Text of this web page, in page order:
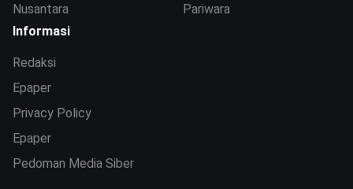
Nusantara
Pariwara
Informasi
Redaksi
Epaper
Privacy Policy
Epaper
Pedoman Media Siber